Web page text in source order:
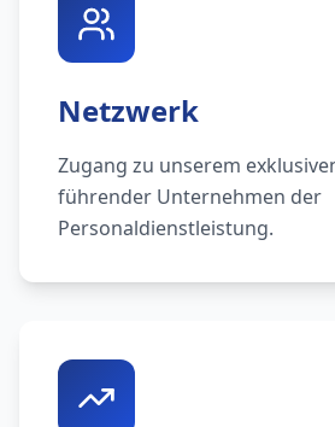
Netzwerk
Zugang zu unserem
führender Unternehmen der
Personaldienstleistung.